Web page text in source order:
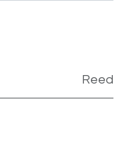
Reed